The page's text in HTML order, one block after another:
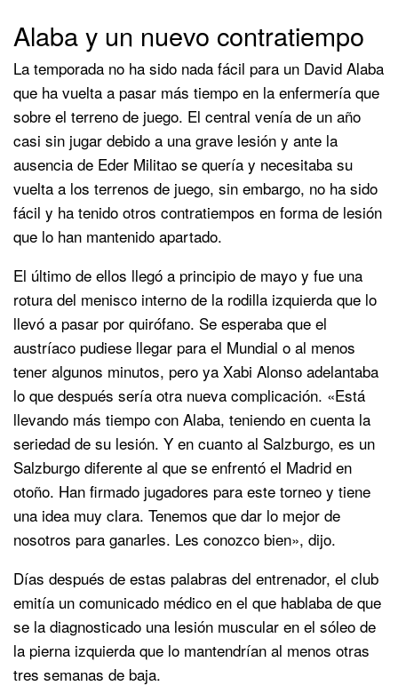
Alaba y un nuevo contratiempo
La temporada no ha sido nada fácil para un David Alaba
que ha vuelta a pasar más tiempo en la enfermería que
sobre el terreno de juego. El central venía de un año
casi sin jugar debido a una grave lesión y ante la
ausencia de Eder Militao se quería y necesitaba su
vuelta a los terrenos de juego, sin embargo, no ha sido
fácil y ha tenido otros contratiempos en forma de lesión
que lo han mantenido apartado.
El último de ellos llegó a principio de mayo y fue una
rotura del menisco interno de la rodilla izquierda que lo
llevó a pasar por quirófano. Se esperaba que el
austríaco pudiese llegar para el Mundial o al menos
tener algunos minutos, pero ya Xabi Alonso adelantaba
lo que después sería otra nueva complicación. «Está
llevando más tiempo con Alaba, teniendo en cuenta la
seriedad de su lesión. Y en cuanto al Salzburgo, es un
Salzburgo diferente al que se enfrentó el Madrid en
otoño. Han firmado jugadores para este torneo y tiene
una idea muy clara. Tenemos que dar lo mejor de
nosotros para ganarles. Les conozco bien», dijo.
Días después de estas palabras del entrenador, el club
emitía un comunicado médico en el que hablaba de que
se la diagnosticado una lesión muscular en el sóleo de
la pierna izquierda que lo mantendrían al menos otras
tres semanas de baja.